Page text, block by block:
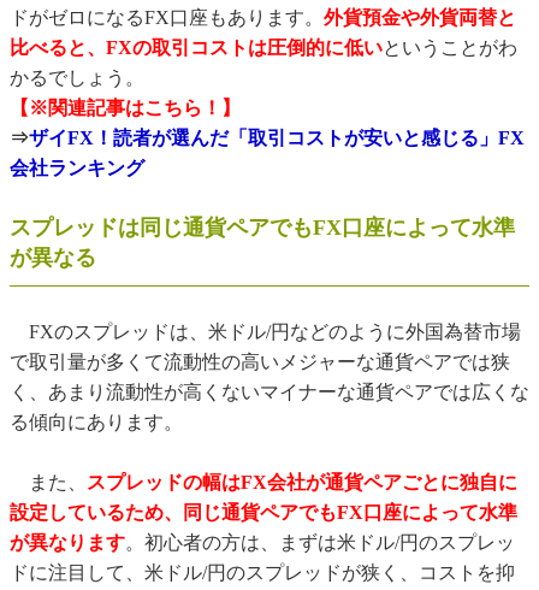
ドがゼロになるFX口座もあります。 外貨預金や外貨両替と
比べると、FXの取引コストは圧倒的に低いということがわ
かるでしょう。
【※関連記事はこちら！】
⇒ザイFX！読者が選んだ「取引コストが安いと感じる」FX
会社ランキング
スプレッドは同じ通貨ペアでもFX口座によって水準
が異なる
FXのスプレッドは、米ドル/円などのように外国為替市場
で取引量が多くて流動性の高いメジャーな通貨ペアでは狭
く、あまり流動性が高くないマイナーな通貨ペアでは広くな
る傾向にあります。
また、
スプレッドの幅はFX会社が通貨ペアごとに独自に
設定しているため、同じ通貨ペアでもFX口座によって水準
が異なります。初心者の方は、まずは米ドル/円のスプレッ
ドに注目して、米ドル/円のスプレッドが狭く、コストを抑